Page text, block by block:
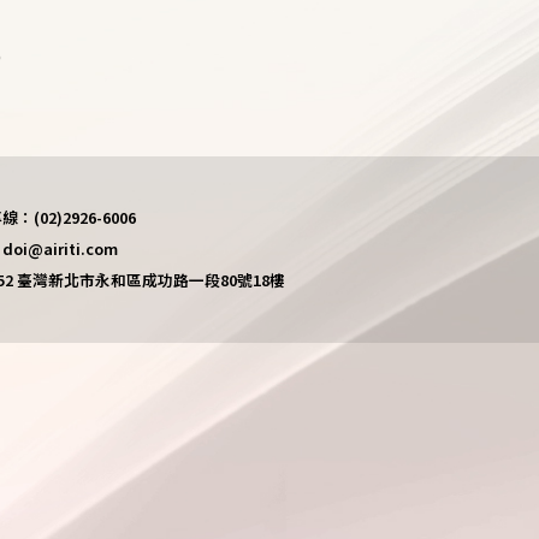
：(02)2926-6006
doi@airiti.com
臺灣新北市永和區成功路一段80號18樓